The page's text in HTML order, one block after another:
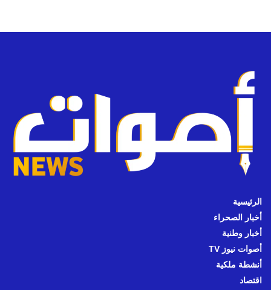
الرئيسية
أخبار الصحراء
أخبار وطنية
أصوات نيوز TV
أنشطة ملكية
اقتصاد